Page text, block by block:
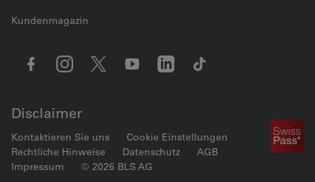
Kundenmagazin
Disclaimer
Kontaktieren Sie uns
Cookie Einstellungen
Rechtliche Hinweise
Datenschutz
AGB
Impressum
© 2026 BLS AG